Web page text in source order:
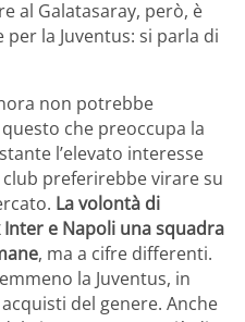
al Galatasaray, però, è
la Juventus: si parla di
non potrebbe
che preoccupa la
l’elevato interesse
preferirebbe virare su
La volontà di
Inter e Napoli una squadra
, ma a cifre differenti.
la Juventus, in
del genere. Anche